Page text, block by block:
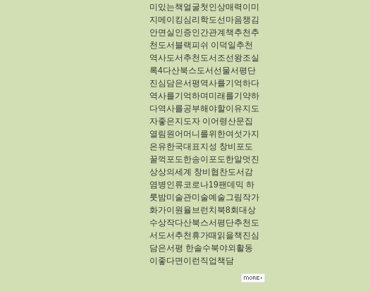
미있는책얼굴첫인상매력이미
지메이킹심리학도선마음챙김
안면실인증인간관계책추천추
천도서블랙피쉬 이덕일추천
역사도서추천도서조선왕조실
록4다산북스도서선물서평단
진심담은서평역사를기억하다
역사를기억하며미래를기약하
다역사를공부해야할이유지도
자좋은지도자 이어령산문집
열림원어머니를위한여섯가지
은유한국대표지성 창비포도
꿀꺽포도한송이포도한알멋진
상상의세계 창비협찬도서감
염병인류코로나19팬데믹 하
룻밤미술관미술예술그림작가
화가이원율브런치북8회대상
수상작다산북스서평단추천도
서도서추천휴가때읽을책진심
담은서평 한솔수북야외활동
이좋다면이런직업책담